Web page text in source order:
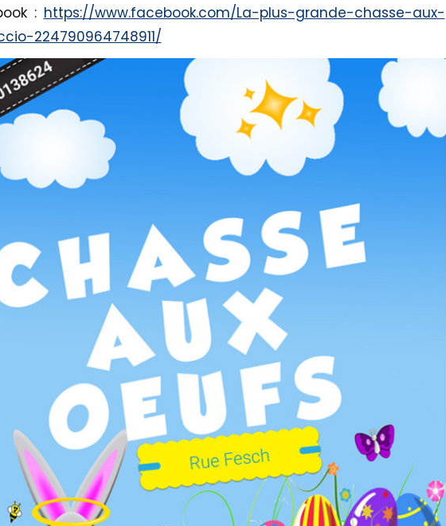
: https://www.facebook.com/La-plus-grande-chasse-aux-
224790964748911/